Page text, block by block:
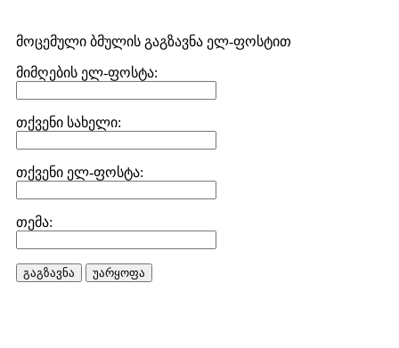
მოცემული ბმულის გაგზავნა ელ-ფოსტით
მიმღების ელ-ფოსტა:
თქვენი სახელი:
თქვენი ელ-ფოსტა:
თემა:
გაგზავნა უარყოფა